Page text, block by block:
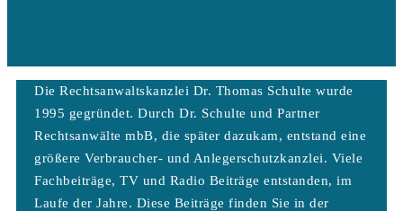
Die Rechtsanwaltskanzlei Dr. Thomas Schulte wurde
1995 gegründet. Durch Dr. Schulte und Partner
Rechtsanwälte mbB, die später dazukam, entstand eine
größere Verbraucher- und Anlegerschutzkanzlei. Viele
Fachbeiträge, TV und Radio Beiträge entstanden, im
Laufe der Jahre. Diese Beiträge finden Sie in der